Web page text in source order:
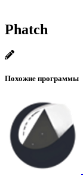
Phatch
Похожие программы